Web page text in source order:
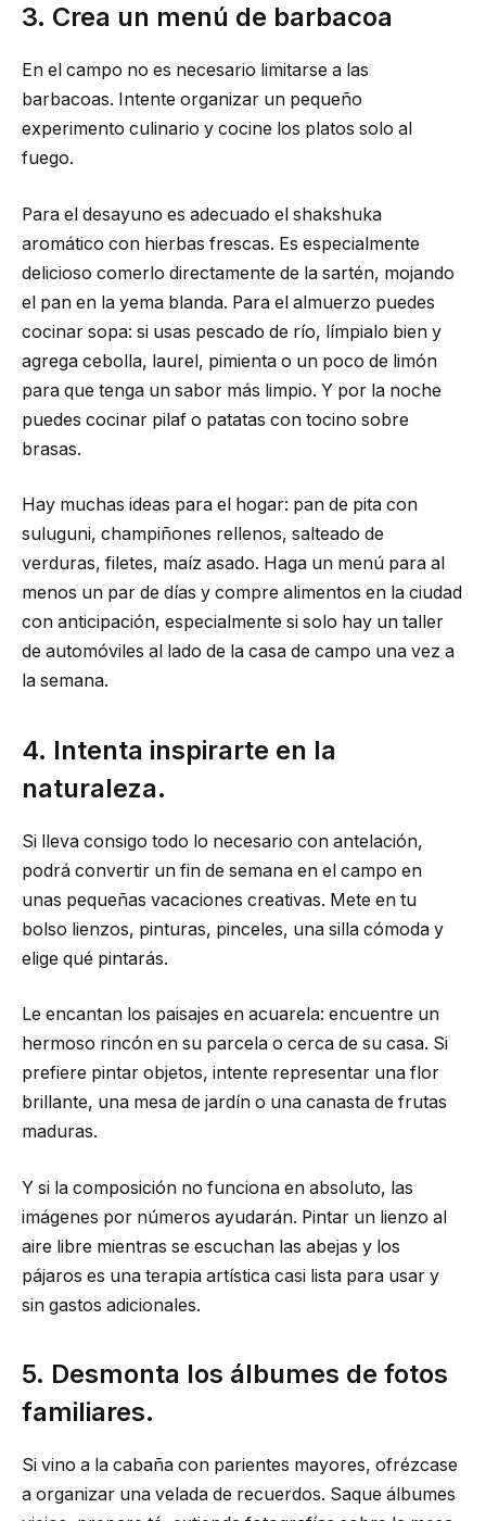
3. Crea un menú de barbacoa
En el campo no es necesario limitarse a las
barbacoas. Intente organizar un pequeño
experimento culinario y cocine los platos solo al
fuego.
Para el desayuno es adecuado el shakshuka
aromático con hierbas frescas. Es especialmente
delicioso comerlo directamente de la sartén, mojando
el pan en la yema blanda. Para el almuerzo puedes
cocinar sopa: si usas pescado de río, límpialo bien y
agrega cebolla, laurel, pimienta o un poco de limón
para que tenga un sabor más limpio. Y por la noche
puedes cocinar pilaf o patatas con tocino sobre
brasas.
Hay muchas ideas para el hogar: pan de pita con
suluguni, champiñones rellenos, salteado de
verduras, filetes, maíz asado. Haga un menú para al
menos un par de días y compre alimentos en la ciudad
con anticipación, especialmente si solo hay un taller
de automóviles al lado de la casa de campo una vez a
la semana.
4. Intenta inspirarte en la
naturaleza.
Si lleva consigo todo lo necesario con antelación,
podrá convertir un fin de semana en el campo en
unas pequeñas vacaciones creativas. Mete en tu
bolso lienzos, pinturas, pinceles, una silla cómoda y
elige qué pintarás.
Le encantan los paisajes en acuarela: encuentre un
hermoso rincón en su parcela o cerca de su casa. Si
prefiere pintar objetos, intente representar una flor
brillante, una mesa de jardín o una canasta de frutas
maduras.
Y si la composición no funciona en absoluto, las
imágenes por números ayudarán. Pintar un lienzo al
aire libre mientras se escuchan las abejas y los
pájaros es una terapia artística casi lista para usar y
sin gastos adicionales.
5. Desmonta los álbumes de fotos
familiares.
Si vino a la cabaña con parientes mayores, ofrézcase
a organizar una velada de recuerdos. Saque álbumes